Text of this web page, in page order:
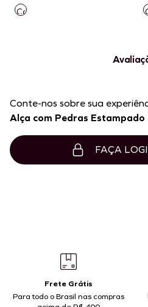
Conte-nos sobre sua
Alça com Pedras Estampado
FAÇA
Frete Grátis
Para todo o Brasil nas compras